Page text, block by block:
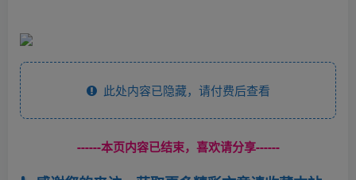
此处内容已隐藏，请付费后查看
------本页内容已结束，喜欢请分享------